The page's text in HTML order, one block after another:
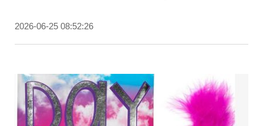
Solutions personnalisées
Contactez-Nous
2026-06-25 08:52:26